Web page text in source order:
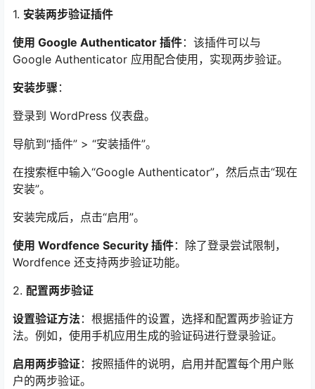
1. 安装两步验证插件
使用 Google Authenticator 插件：该插件可以与
Google Authenticator 应用配合使用，实现两步验证。
安装步骤 ：
登录到 WordPress 仪表盘。
导航到“插件” > “安装插件”。
在搜索框中输入“Google Authenticator”，然后点击“现在
安装”。
安装完成后，点击“启用”。
使用 Wordfence Security 插件：除了登录尝试限制，
Wordfence 还支持两步验证功能。
2. 配置两步验证
设置验证方法 ：根据插件的设置，选择和配置两步验证方
法。例如，使用手机应用生成的验证码进行登录验证。
启用两步验证：按照插件的说明，启用并配置每个用户账
户的两步验证。